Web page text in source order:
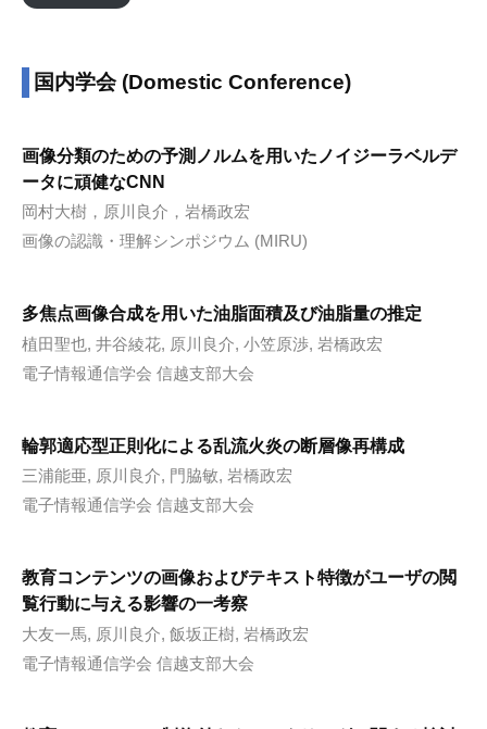
国内学会 (Domestic Conference)
画像分類のための予測ノルムを用いたノイジーラベルデ
ータに頑健なCNN
岡村大樹，原川良介，岩橋政宏
画像の認識・理解シンポジウム (MIRU)
多焦点画像合成を用いた油脂面積及び油脂量の推定
植田聖也, 井谷綾花, 原川良介, 小笠原渉, 岩橋政宏
電子情報通信学会 信越支部大会
輪郭適応型正則化による乱流火炎の断層像再構成
三浦能亜, 原川良介, 門脇敏, 岩橋政宏
電子情報通信学会 信越支部大会
教育コンテンツの画像およびテキスト特徴がユーザの閲
覧行動に与える影響の一考察
大友一馬, 原川良介, 飯坂正樹, 岩橋政宏
電子情報通信学会 信越支部大会